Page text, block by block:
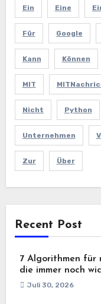
Ein Eine
Für Google
Kann Können
MIT
Nicht Python
Unternehmen
Zur Über
Recent Post
7 Algorithmen für
die immer noch
Juli 30, 2026